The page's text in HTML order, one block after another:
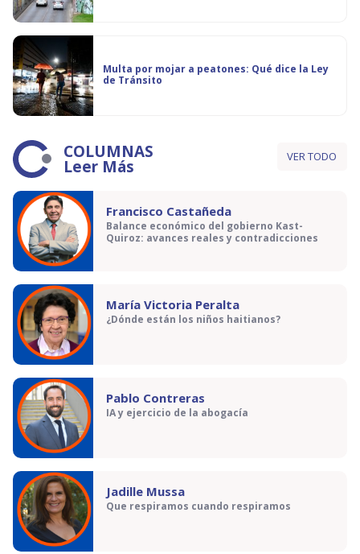
Multa por mojar a peatones: Qué dice la Ley
de Tránsito
COLUMNAS
Leer Más VER TODO
Francisco Castañeda
Balance económico del gobierno Kast-
Quiroz: avances reales y contradicciones
María Victoria Peralta
¿Dónde están los niños haitianos?
Pablo Contreras
IA y ejercicio de la abogacía
Jadille Mussa
Que respiramos cuando respiramos